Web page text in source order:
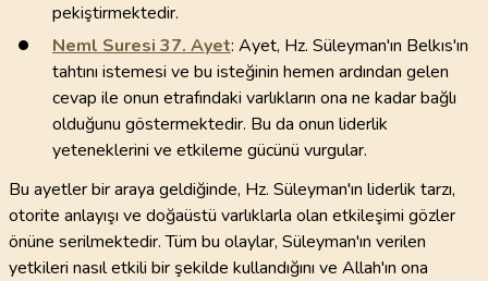
pekiştirmektedir.
Neml Suresi 37. Ayet: Ayet, Hz. Süleyman'ın Belkıs'ın
tahtını istemesi ve bu isteğinin hemen ardından gelen
cevap ile onun etrafındaki varlıkların ona ne kadar bağlı
olduğunu göstermektedir. Bu da onun liderlik
yeteneklerini ve etkileme gücünü vurgular.
Bu ayetler bir araya geldiğinde, Hz. Süleyman'ın liderlik tarzı,
otorite anlayışı ve doğaüstü varlıklarla olan etkileşimi gözler
önüne serilmektedir. Tüm bu olaylar, Süleyman'ın verilen
yetkileri nasıl etkili bir şekilde kullandığını ve Allah'ın ona